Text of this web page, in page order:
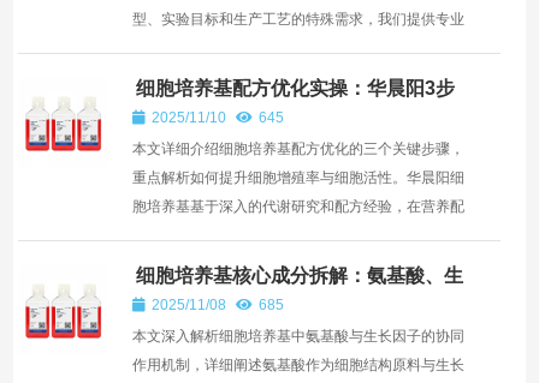
型、实验目标和生产工艺的特殊需求，我们提供专业
细胞培养基配方优化实操：华晨阳3步
提升细胞增殖率与活性
2025/11/10
645
本文详细介绍细胞培养基配方优化的三个关键步骤，
重点解析如何提升细胞增殖率与细胞活性。华晨阳细
胞培养基基于深入的代谢研究和配方经验，在营养配
细胞培养基核心成分拆解：氨基酸、生
长因子的协同作用
2025/11/08
685
本文深入解析细胞培养基中氨基酸与生长因子的协同
作用机制，详细阐述氨基酸作为细胞结构原料与生长